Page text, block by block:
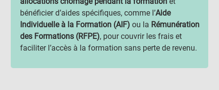
bénéficier d’aides spécifiques, comme l’Aide
Individuelle à la Formation (AIF) ou la Rémunération
des Formations (RFPE), pour couvrir les frais et
faciliter l’accès à la formation sans perte de revenu.